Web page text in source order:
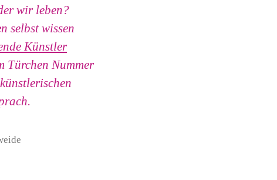
wir leben?
selbst wissen
Künstler
Türchen Nummer